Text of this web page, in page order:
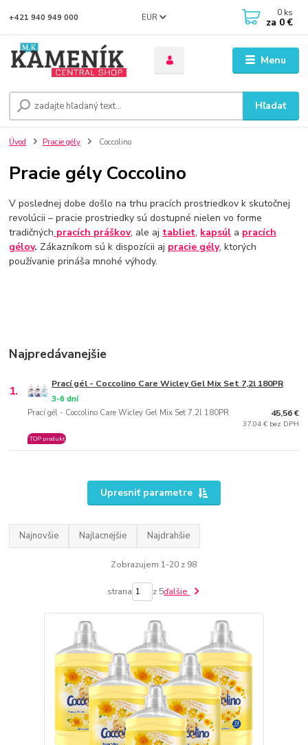
Menu
EUR
Hľadať
+421 940 949 000 0 ks
za 0 €
Úvod Pracie gély Coccolino
Pracie gély Coccolino
V poslednej dobe došlo na trhu pracích prostriedkov k skutočnej
revolúcii – pracie prostriedky sú dostupné nielen vo forme
tradičných pracích práškov, ale aj tabliet, kapsúl a pracích
gélov. Zákazníkom sú k dispozícii aj pracie gély, ktorých
používanie prináša mnohé výhody.
Najpredávanejšie
1. Prací gél - Coccolino Care Wicley Gel Mix Set 7,2l 180PR
Prací gél - Coccolino Care Wicley Gel Mix Set 7,2l 180PR
3-6 dní
TOP produkt
45,56 €
37,04 € bez DPH
Upresniť parametre
Najnovšie Najlacnejšie Najdrahšie
Zobrazujem 1-20 z 98
strana z 5ďalšie